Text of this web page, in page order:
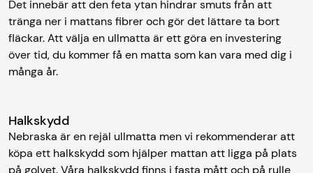
Det innebär att den feta ytan hindrar smuts från att
tränga ner i mattans fibrer och gör det lättare ta bort
fläckar. Att välja en ullmatta är ett göra en investering
över tid, du kommer få en matta som kan vara med dig i
många år.
Halkskydd
Nebraska är en rejäl ullmatta men vi rekommenderar att
köpa ett halkskydd som hjälper mattan att ligga på plats
på golvet. Våra halkskydd finns i fasta mått och på rulle